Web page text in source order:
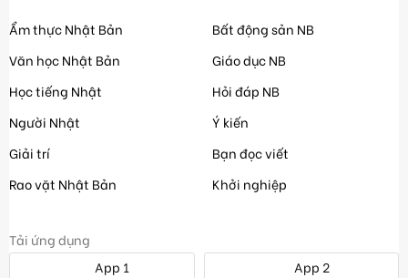
Ẩm thực Nhật Bản
Văn học Nhật Bản
Học tiếng Nhật
Người Nhật
Giải trí
Rao vặt Nhật Bản
Bất động sản NB
Giáo dục NB
Hỏi đáp NB
Ý kiến
Bạn đọc viết
Khởi nghiệp
Tải ứng dụng
App 1
App 2